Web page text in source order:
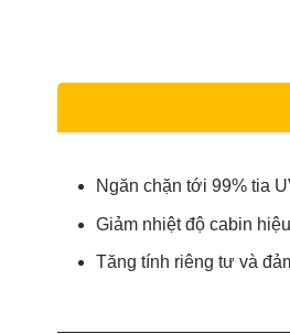
Ngăn chặn tới 99% tia
Giảm nhiệt độ cabin
Tăng tính riêng tư và